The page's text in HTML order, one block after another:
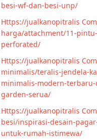
besi-wf-dan-besi-unp/
Https://jualkanopitralis
harga/attachment/11-
perforated/
Https://jualkanopitralis
minimalis/teralis-jendela-
minimalis-modern-
garden-serua/
Https://jualkanopitralis
besi/inspirasi-desain-
untuk-rumah-istimewa/